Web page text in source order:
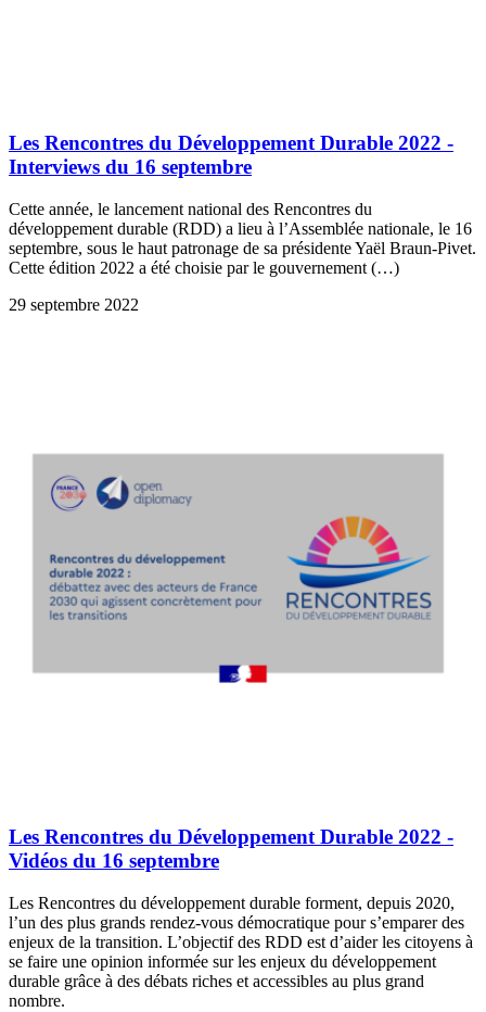
Les Rencontres du Développement Durable 2022 -
Interviews du 16 septembre
Cette année, le lancement national des Rencontres du
développement durable (RDD) a lieu à l’Assemblée nationale, le 16
septembre, sous le haut patronage de sa présidente Yaël Braun-Pivet.
Cette édition 2022 a été choisie par le gouvernement (…)
29 septembre 2022
Les Rencontres du Développement Durable 2022 -
Vidéos du 16 septembre
Les Rencontres du développement durable forment, depuis 2020,
l’un des plus grands rendez-vous démocratique pour s’emparer des
enjeux de la transition. L’objectif des RDD est d’aider les citoyens à
se faire une opinion informée sur les enjeux du développement
durable grâce à des débats riches et accessibles au plus grand
nombre.